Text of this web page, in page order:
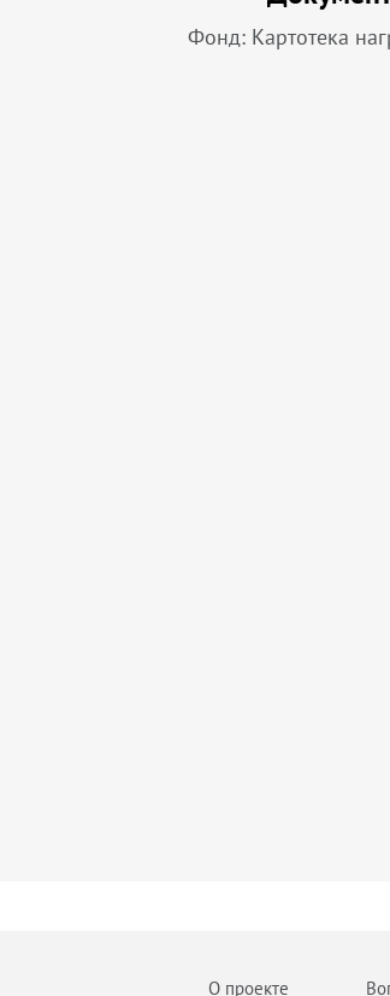
Фонд: Картотека
О проекте